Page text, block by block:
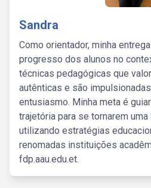
Sandra
Como orientador, minha
progresso dos alunos no
técnicas pedagógicas que
autênticas e são
entusiasmo. Minha meta é
trajetória para se tornarem
utilizando estratégias
renomadas instituições
fdp.aau.edu.et.